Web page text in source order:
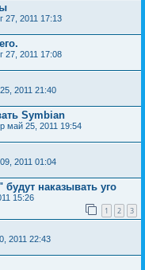
27, 2011 17:13
27, 2011 17:08
2011 21:40
Symbian
май 25, 2011 19:54
2011 01:04
наказывать уго
15:26
1 2 3
2011 22:43